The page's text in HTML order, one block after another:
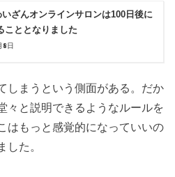
いざんオンラインサロンは100日後に
こととなりました
8日
しまうという側面がある。だか
々と説明できるようなルールを
はもっと感覚的になっていいの
した。